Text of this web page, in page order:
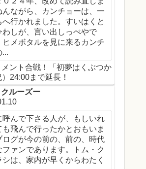
んながら、カンチョーは、一
へ行かれました。すいはくと
わしが、言い出しっぺやで
ヒメボタルを見に来るカンチ
...
ント合戦！「初夢はくぶつか
24:00まで延長！
クルーズー
呼んで下さる人が、もしいれ
飛んで行ったかとおもいま
ログが今の前の、前の、時代
ァンであります。トム・ク
は、家内が早くからわたく